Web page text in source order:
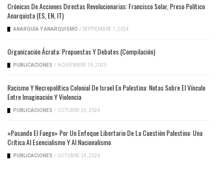
Crónicas De Acciones Directas Revolucionarias: Francisco Solar, Preso Político
Anarquista (ES, EN, IT)
ANARQUÍA Y ANARQUISMO / SEPTIEMBRE 1, 2024
Organización Ácrata: Propuestas Y Debates (compilación)
PUBLICACIONES / NOVIEMBRE 19, 2023
Racismo Y Necropolítica Colonial De Israel En Palestina: Notas Sobre El Vínculo
Entre Imaginación Y Violencia
PUBLICACIONES / OCTUBRE 24, 2024
«Pasando El Fuego» Por Un Enfoque Libertario De La Cuestión Palestina: Una
Crítica Al Esencialismo Y Al Nacionalismo
PUBLICACIONES / OCTUBRE 24, 2024